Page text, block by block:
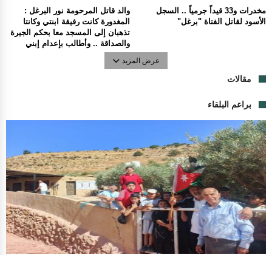
والد قاتل المرحومة نور البرغل :
المغدورة كانت رفيقة ابنتي وكانتا
تذهبان إلى المسجد معا بحكم الجيرة
والصداقة .. وأطالب بإعدام إبني
مخدرات و33 قيداً جرمياً .. السجل
الأسود لقاتل الفتاة "برغل"
عرض المزيد
مقالات
براعم البلقاء